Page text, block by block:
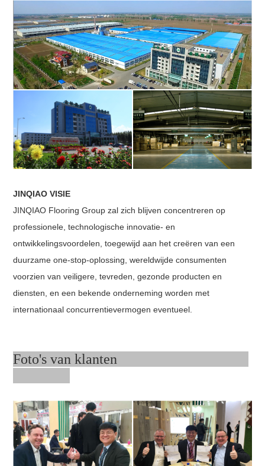
JINQIAO VISIE
JINQIAO Flooring Group zal zich blijven concentreren op
professionele, technologische innovatie- en
ontwikkelingsvoordelen, toegewijd aan het creëren van een
duurzame one-stop-oplossing, wereldwijde consumenten
voorzien van veiligere, tevreden, gezonde producten en
diensten, en een bekende onderneming worden met
internationaal concurrentievermogen eventueel.
Foto's van klanten